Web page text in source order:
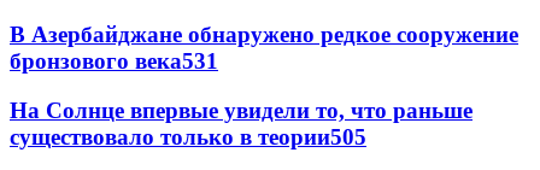
В Азербайджане обнаружено редкое сооружение
бронзового века531
На Солнце впервые увидели то, что раньше
существовало только в теории505